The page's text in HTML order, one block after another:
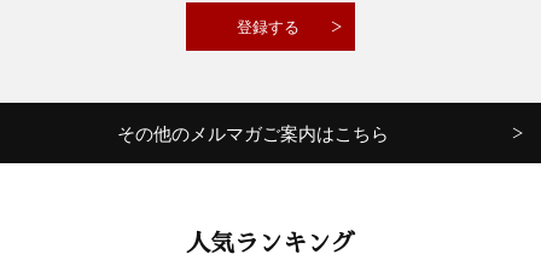
その他のメルマガご案内はこちら
人気ランキング